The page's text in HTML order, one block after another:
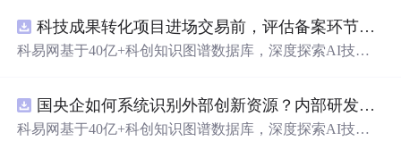
数据与显示分离的经典设计模式，进一步提升了应用程序
的可维护性和扩展性。Visual C++ 6.0及其MFC框架正是这
些核心概念的早期完整实现，通过资源
科技成果转化项目进场交易前，评估备案环节需要准备哪些材料？.docx
科易网基于40亿+科创知识图谱数据库，深度探索AI技术
新领域的AI+数智化解决方案，推动科技创新与产业创新
智能化发展。
国央企如何系统识别外部创新资源？内部研发体系完善，但对外部高校、中小科技企业技术能力缺乏动态认知。.docx
科易网基于40亿+科创知识图谱数据库，深度探索AI技术